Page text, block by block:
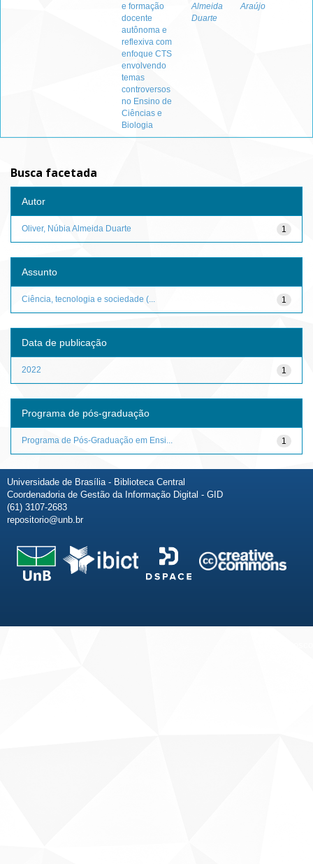
e formação
docente
autônoma e
reflexiva com
enfoque CTS
envolvendo
temas
controversos
no Ensino de
Ciências e
Biologia
Almeida
Duarte
Araújo
Busca facetada
Autor
1
Oliver, Núbia Almeida Duarte
Assunto
1
Ciência, tecnologia e sociedade (...
Data de publicação
1
2022
Programa de pós-graduação
1
Programa de Pós-Graduação em Ensi...
Universidade de Brasília - Biblioteca Central
Coordenadoria de Gestão da Informação Digital - GID
(61) 3107-2683
repositorio@unb.br